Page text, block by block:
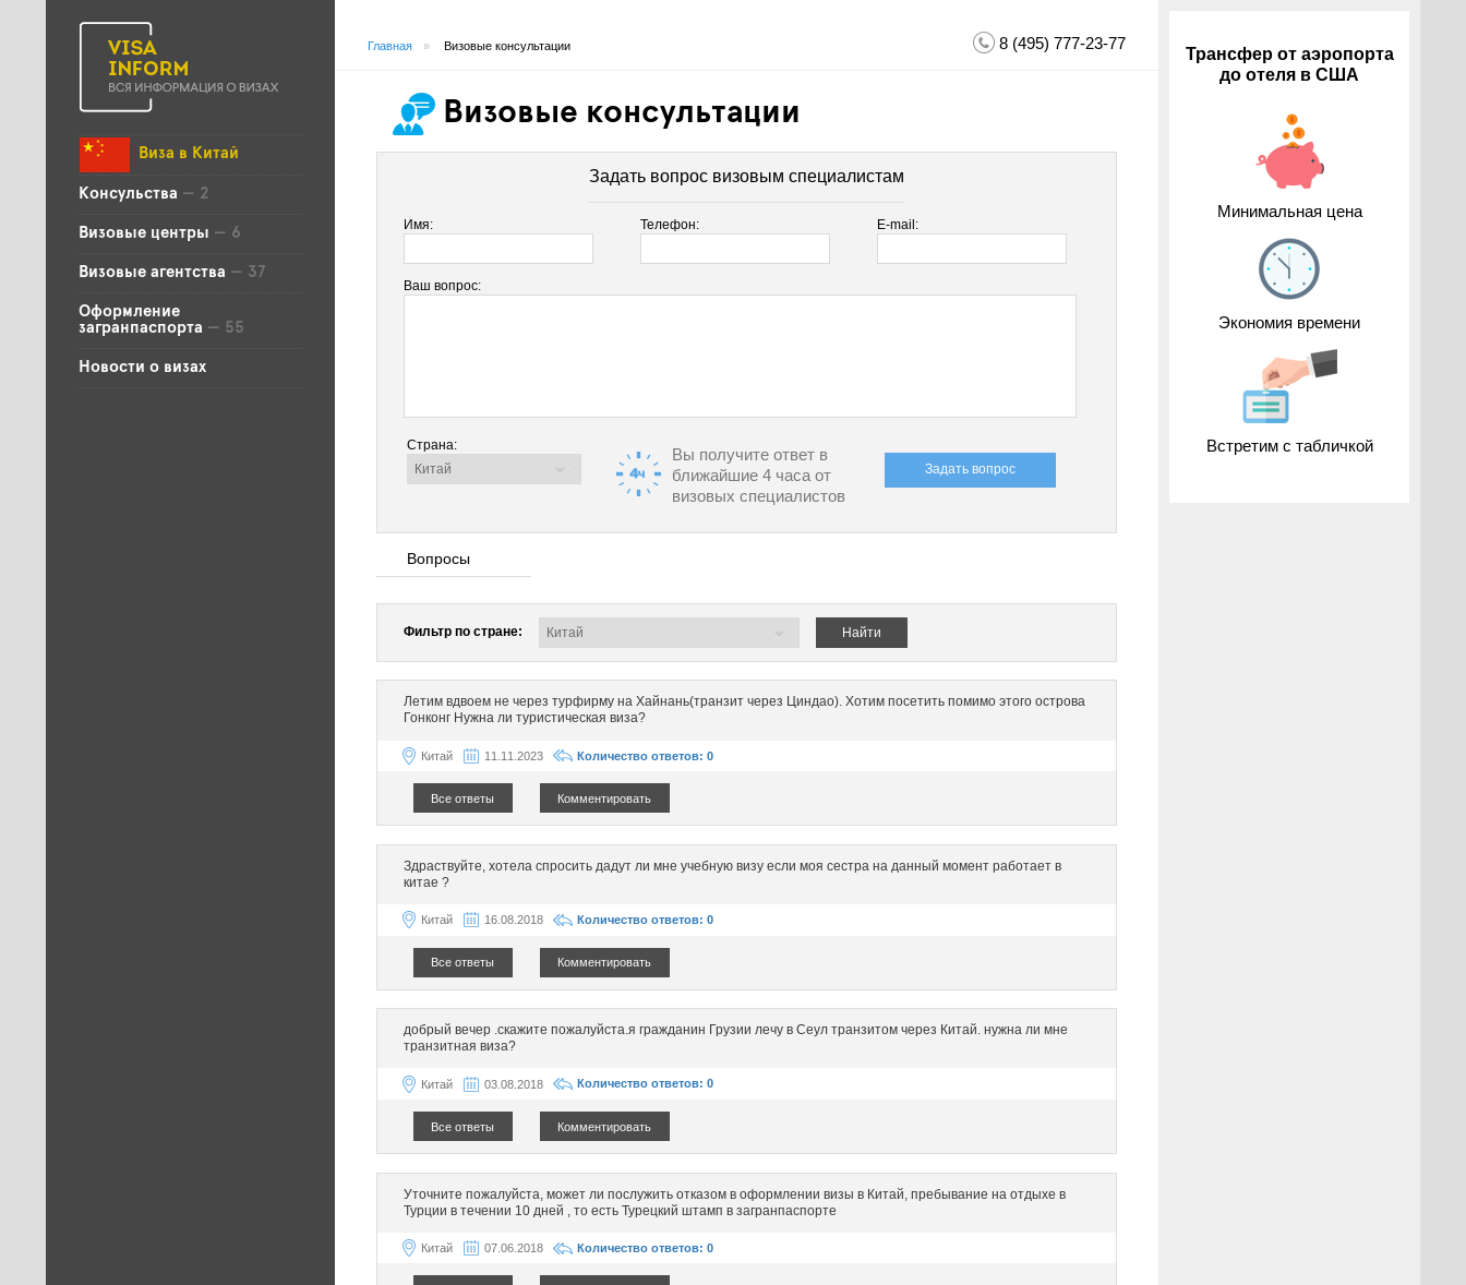
Виза в Китай
Консульства — 2
Визовые центры — 6
Визовые агентства — 37
Оформление
загранпаспорта — 55
Новости о визах
Главная » Визовые консультации 8 (495) 777-23-77
Визовые консультации
Задать вопрос визовым специалистам
Имя: Телефон: E-mail:
Ваш вопрос:
Страна:
Вы получите ответ в
ближайшие 4 часа от
визовых специалистов
Задать вопрос
Вопросы
Фильтр по стране: Найти
Летим вдвоем не через турфирму на Хайнань(транзит через Циндао). Хотим посетить помимо этого острова
Гонконг Нужна ли туристическая виза?
Китай 11.11.2023 Количество ответов: 0
Все ответы Комментировать
Здраствуйте, хотела спросить дадут ли мне учебную визу если моя сестра на данный момент работает в
китае ?
Китай 16.08.2018 Количество ответов: 0
Все ответы Комментировать
добрый вечер .скажите пожалуйста.я гражданин Грузии лечу в Сеул транзитом через Китай. нужна ли мне
транзитная виза?
Китай 03.08.2018 Количество ответов: 0
Все ответы Комментировать
Уточните пожалуйста, может ли послужить отказом в оформлении визы в Китай, пребывание на отдыхе в
Турции в течении 10 дней , то есть Турецкий штамп в загранпаспорте
Китай 07.06.2018 Количество ответов: 0
Трансфер от аэропорта
до отеля в США
Минимальная цена
Экономия времени
Встретим с табличкой